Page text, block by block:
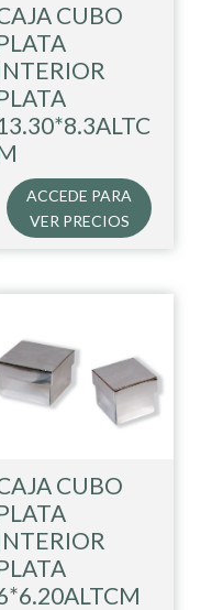
CUBO
ACCEDE PARA
VER PRECIOS
CUBO